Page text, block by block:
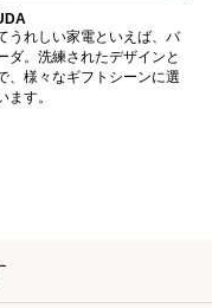
うれしい家電といえば、バ
ダ。洗練されたデザインと
、様々なギフトシーンに選
ます。